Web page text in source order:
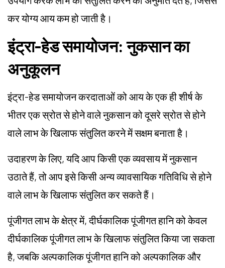
कर योग्य आय कम हो जाती है।
इंट्रा-हेड समायोजन: नुकसान का
अनुकूलन
इंट्रा-हेड समायोजन करदाताओं को आय के एक ही शीर्ष के
भीतर एक स्रोत से होने वाले नुकसान को दूसरे स्रोत से होने
वाले लाभ के खिलाफ संतुलित करने में सक्षम बनाता है।
उदाहरण के लिए, यदि आप किसी एक व्यवसाय में नुकसान
उठाते हैं, तो आप इसे किसी अन्य व्यावसायिक गतिविधि से होने
वाले लाभ के खिलाफ संतुलित कर सकते हैं।
पूंजीगत लाभ के क्षेत्र में, दीर्घकालिक पूंजीगत हानि को केवल
दीर्घकालिक पूंजीगत लाभ के खिलाफ संतुलित किया जा सकता
है, जबकि अल्पकालिक पूंजीगत हानि को अल्पकालिक और